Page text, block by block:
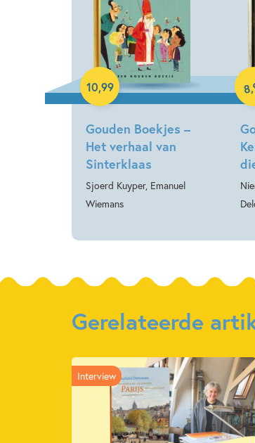
Gouden Boekjes –
Het verhaal van
Sinterklaas
Sjoerd Kuyper, Emanuel
Wiemans
10,99
Hardcover 8,
Gerelateerde
Interview